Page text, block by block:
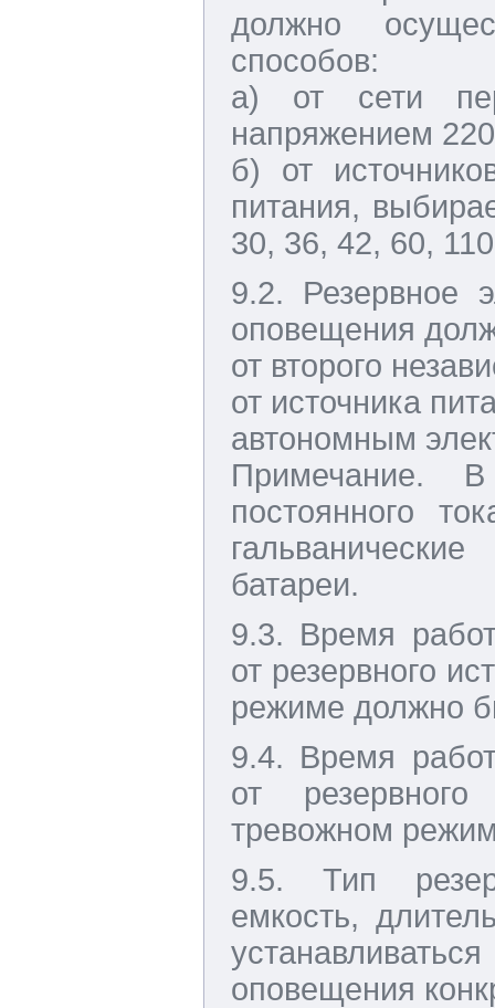
должно
способов:
а) от сети
напряжением
б) от
питания,
30, 36, 42, 60,
9.2. Резервное
оповещения
от второго
от источника
автономным
Примечание. В
постоянного
батареи.
9.3. Время
от резервного
режиме должно
9.4. Время
от
тревожном
9.5. Тип
емкость,
оповещения